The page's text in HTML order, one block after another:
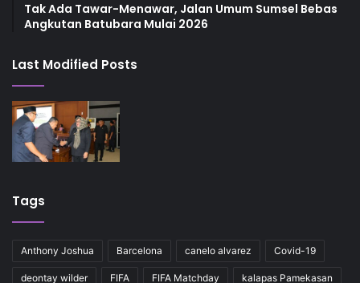
Tak Ada Tawar-Menawar, Jalan Umum Sumsel Bebas
Angkutan Batubara Mulai 2026
Last Modified Posts
Tags
Anthony Joshua Barcelona canelo alvarez Covid-19
deontay wilder FIFA FIFA Matchday kalapas Pamekasan